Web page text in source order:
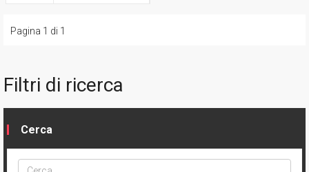
Pagina 1 di 1
Filtri di ricerca
Cerca
Cerca
ptype